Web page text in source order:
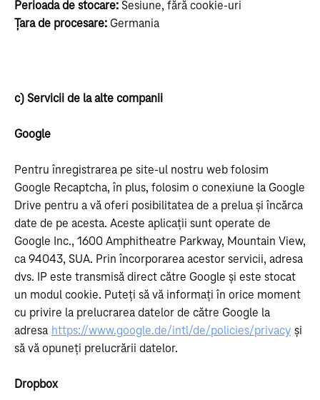
Perioada de stocare: Sesiune, fără cookie-uri
Țara de procesare: Germania
c) Servicii de la alte companii
Google
Pentru înregistrarea pe site-ul nostru web folosim
Google Recaptcha, în plus, folosim o conexiune la Google
Drive pentru a vă oferi posibilitatea de a prelua și încărca
date de pe acesta. Aceste aplicații sunt operate de
Google Inc., 1600 Amphitheatre Parkway, Mountain View,
ca 94043, SUA. Prin încorporarea acestor servicii, adresa
dvs. IP este transmisă direct către Google și este stocat
un modul cookie. Puteți să vă informați în orice moment
cu privire la prelucrarea datelor de către Google la
adresa https://www.google.de/intl/de/policies/privacy și
să vă opuneți prelucrării datelor.
Dropbox